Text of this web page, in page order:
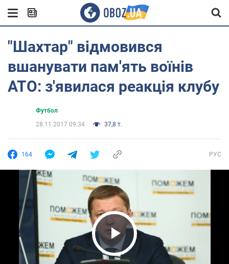
"Шахтар" відмовився
вшанувати пам'ять воїнів
АТО: з'явилася реакція клубу
Футбол
28.11.2017 09:34
37,8 т.
164 РУС
Play Video